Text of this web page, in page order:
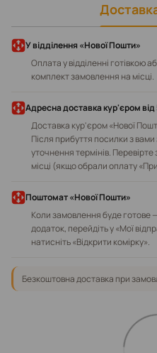
У відділення «Нової Пошти»
Оплата у відділенні готівкою
комплект замовлення на місці.
Адресна доставка кур'єром
Доставка кур'єром «Нової
Після прибуття посилки з
уточнення термінів.
місці (якщо обрали оплату
Поштомат «Нової Пошти»
Коли замовлення буде готове
додаток, перейдіть у «Мої
натисніть «Відкрити комірку».
Безкоштовна доставка при